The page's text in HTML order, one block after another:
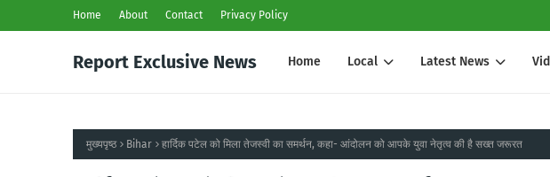
Home About Contact Privacy Policy
Report Exclusive News Home Local Latest News
मुख्यपृष्ठ Bihar हार्दिक पटेल को मिला तेजस्वी का समर्थन, कहा- आंदोलन को आपके युवा नेतृत्व की है सख्त जरूरत